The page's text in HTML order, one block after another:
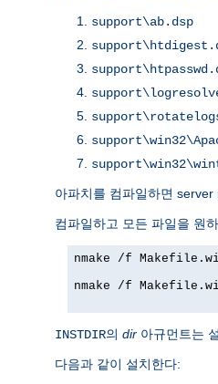
support\ab.dsp
아파치를 컴파일하면
컴파일하고 모든 파일을 원
nmake /f
nmake /f
INSTDIR의 dir 아규먼트는
다음과 같이 설치한다: